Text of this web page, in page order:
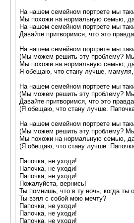
На нашем семейном портрете мы
Мы похожи на нормальную семью,
На нашем семейном портрете мы
Давайте притворимся, что это правда.
На нашем семейном портрете мы
(Мы можем решить эту проблему?
Мы похожи на нормальную семью,
Я обещаю, что стану лучше, мамуля,
На нашем семейном портрете мы
(Мы можем решить эту проблему?
Давайте притворимся, что это правда.
(Я обещаю, что стану лучше.
На нашем семейном портрете мы
(Мы можем решить эту проблему?
Мы похожи на нормальную семью,
(Я обещаю, что стану лучше.
Папочка, не уходи!
Папочка, не уходи!
Папочка, не уходи!
Пожалуйста, вернись!
Ты помнишь, что в ту ночь, когда ты
Ты взял с собой мою мечту?
Папочка, не уходи!
Папочка, не уходи!
Папочка, не уходи!